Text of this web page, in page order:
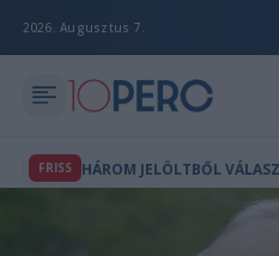
2026. Augusztus 7.
FRISS